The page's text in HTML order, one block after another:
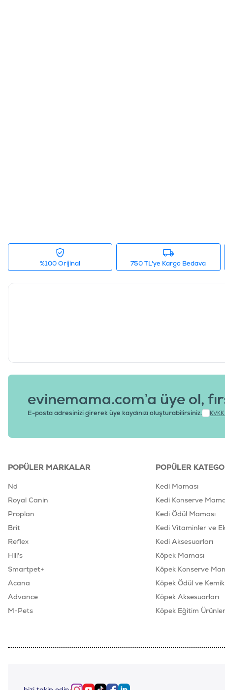
%100 Orijinal 750 TL'ye Kargo Bedava
evinemama.com’a üye ol,
E-posta adresinizi girerek üye kaydınızı oluşturabilirsiniz.
POPÜLER MARKALAR
Nd
Royal Canin
Proplan
Brit
Reflex
Hill's
Smartpet+
Acana
Advance
M-Pets
POPÜLER
Kedi Maması
Kedi Konserve
Kedi Ödül Maması
Kedi Vitaminler ve
Kedi Aksesuarları
Köpek Maması
Köpek Konserve
Köpek Ödül ve
Köpek Aksesuarları
Köpek Eğitim